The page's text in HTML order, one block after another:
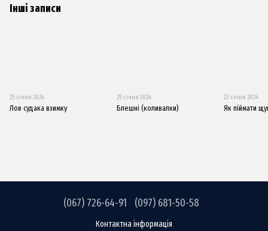
Інші записи
25 січня 2024
Лов судака взимку
25 січня 2024
Блешні (коливалки)
23 січня 2024
Як піймати
(067) 726-64-91 (097) 681-50-58
Контактна інформація